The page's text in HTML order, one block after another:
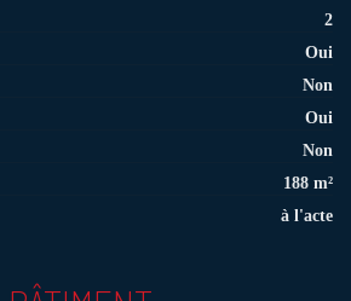
2
Oui
Non
Oui
Non
188 m²
à l'acte